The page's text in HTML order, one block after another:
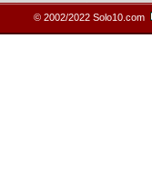
© 2002/2022 Solo10.com